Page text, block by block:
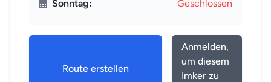
Sonntag:
Geschlossen
Route erstellen
Anmelden,
um diesem
Imker zu